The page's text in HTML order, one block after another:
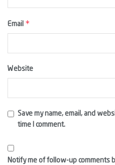
Email *
Website
Save my name, email, and
time I comment.
Notify me of follow-up comments